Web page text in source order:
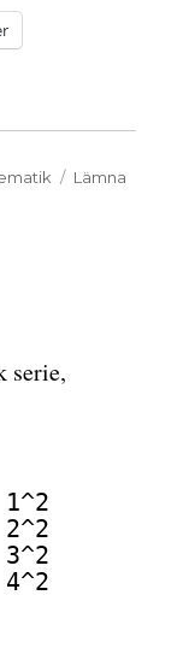
Lämna
serie,